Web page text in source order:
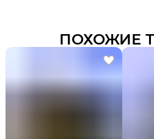
ПОХОЖИЕ